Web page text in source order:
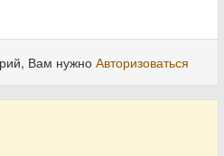
Вам нужно Авторизоваться